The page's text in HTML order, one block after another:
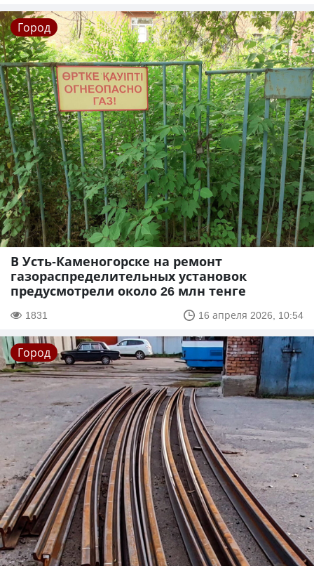
Город
В Усть-Каменогорске на ремонт
газораспределительных установок
предусмотрели около 26 млн тенге
1831 16 апреля 2026, 10:54
Город